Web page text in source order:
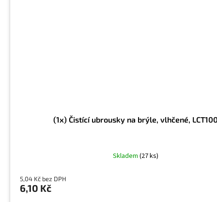
(1x) Čistící ubrousky na brýle, vlhčené,
Skladem (27 ks)
5,04 Kč bez DPH
6,10 Kč